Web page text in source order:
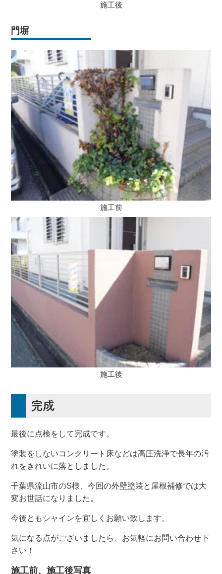
施工後
門塀
施工前
施工後
完成
最後に点検をして完成です。
塗装をしないコンクリート床などは高圧洗浄で長年の汚
れをきれいに落としました。
千葉県流山市のS様、今回の外壁塗装と屋根補修では大
変お世話になりました。
今後ともシャインを宜しくお願い致します。
気になる点がございましたら、お気軽にお問い合わせ下
さい！
施工前、施工後写真